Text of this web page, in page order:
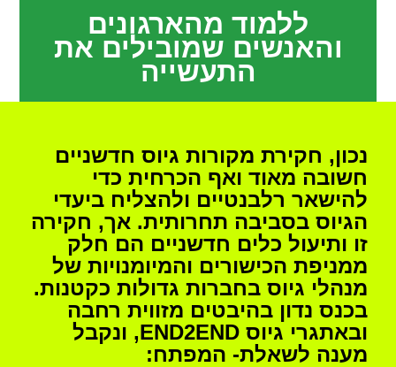
ללמוד מהארגונים
והאנשים שמובילים את
התעשייה
נכון, חקירת מקורות גיוס חדשניים
חשובה מאוד ואף הכרחית כדי
להישאר רלבנטיים ולהצליח ביעדי
הגיוס בסביבה תחרותית. אך, חקירה
זו ותיעול כלים חדשניים הם חלק
ממניפת הכישורים והמיומנויות של
מנהלי גיוס בחברות גדולות כקטנות.
בכנס נדון בהיבטים מזווית רחבה
ובאתגרי גיוסEND2END, ונקבל
מענה לשאלת- המפתח: